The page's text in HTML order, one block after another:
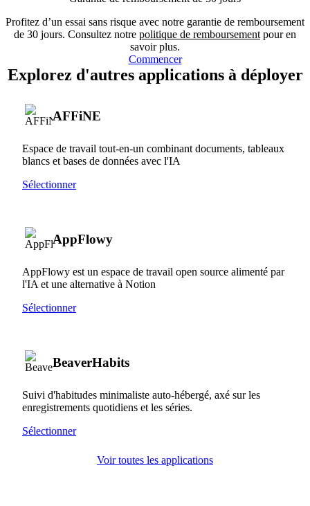
Profitez d’un essai sans risque avec notre garantie de remboursement
de 30 jours. Consultez notre politique de remboursement pour en
savoir plus.
Commencer
Explorez d'autres applications à déployer
AFFiNE
Espace de travail tout-en-un combinant documents, tableaux
blancs et bases de données avec l'IA
Sélectionner
AppFlowy
AppFlowy est un espace de travail open source alimenté par
l'IA et une alternative à Notion
Sélectionner
BeaverHabits
Suivi d'habitudes minimaliste auto-hébergé, axé sur les
enregistrements quotidiens et les séries.
Sélectionner
Voir toutes les applications